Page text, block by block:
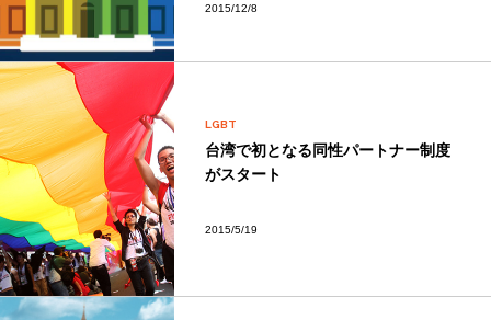
2015/12/8
LGBT
台湾で初となる同性パートナー制度
がスタート
2015/5/19